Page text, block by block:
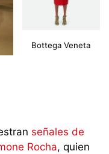
Bottega Veneta
señales de
Rocha, quien